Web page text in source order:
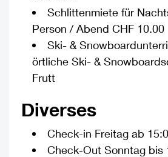
Schlittenmiete für
Person / Abend CHF 10.00
Ski- &
örtliche Ski- &
Frutt
Diverses
Check-in Freitag ab
Check-Out Sonntag bis